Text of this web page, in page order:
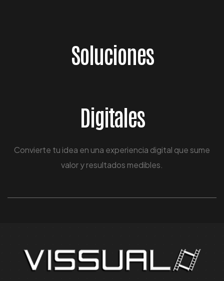
Soluciones
Digitales
Convierte tu idea en una experiencia digital que sume
valor y resultados medibles.